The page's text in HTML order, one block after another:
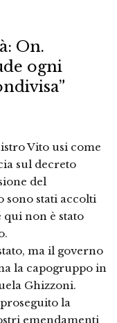
On.
ogni
Vito usi come
sul decreto
del
sono stati accolti
non è stato
ma il governo
la capogruppo in
Ghizzoni.
la
emendamenti